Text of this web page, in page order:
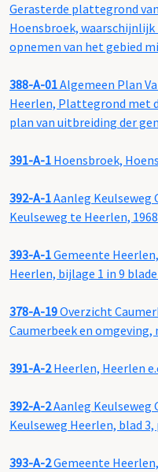
Gerasterde plattegrond
Hoensbroek,
opnemen van het gebied
388-A-01Algemeen Plan
Heerlen, Plattegrond met
plan van uitbreiding der
391-A-1 Hoensbroek,
392-A-1Aanleg
Keulseweg te Heerlen, 1968
393-A-1Gemeente
Heerlen, bijlage 1 in 9
378-A-19Overzicht
Caumerbeek en
391-A-2Heerlen, Heerlen
392-A-2Aanleg Keulseweg
Keulseweg Heerlen, blad
393-A-2Gemeente